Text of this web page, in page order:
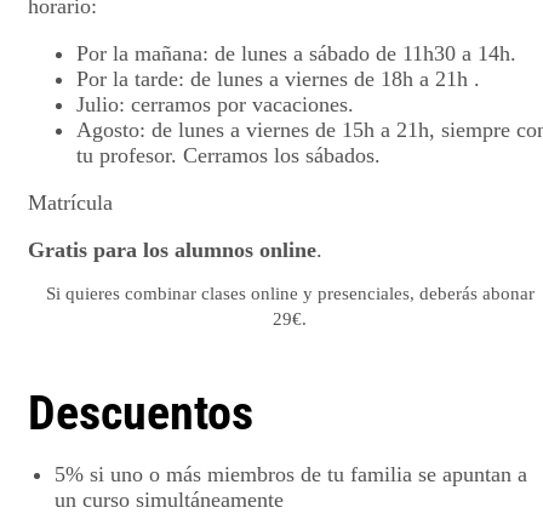
horario:
Por la mañana: de lunes a sábado de 11h30 a 14h.
Por la tarde: de lunes a viernes de 18h a 21h .
Julio: cerramos por vacaciones.
Agosto: de lunes a viernes de 15h a 21h, siempre
tu profesor. Cerramos los sábados.
Matrícula
Gratis para los alumnos online.
Si quieres combinar clases online y presenciales, deberás abonar
29€.
Descuentos
5%si uno o más miembros de tu familia se apuntan a
un curso simultáneamente